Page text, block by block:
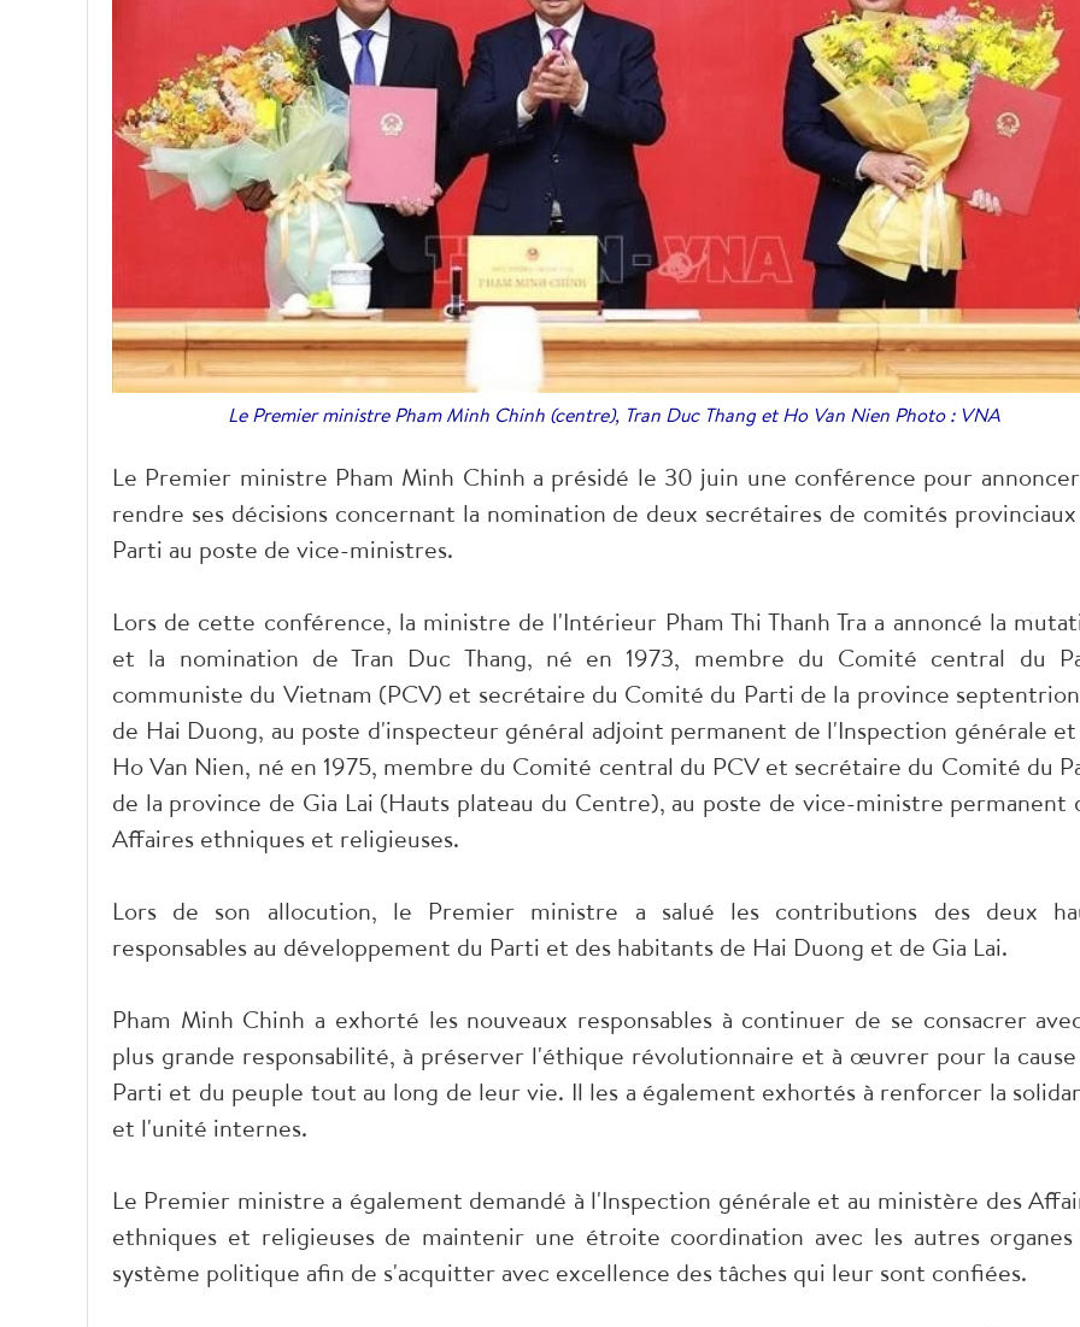
Le Premier ministre Pham Minh Chinh (centre), Tran Duc Thang et Ho Van Nien Photo : VNA
Le Premier ministre Pham Minh Chinh a présidé le 30 juin une conférence pour
rendre ses décisions concernant la nomination de deux secrétaires de comités
Parti au poste de vice-ministres.
Lors de cette conférence, la ministre de l'Intérieur Pham Thi Thanh Tra a annoncé la
et la nomination de Tran Duc Thang, né en 1973, membre du Comité central du
communiste du Vietnam (PCV) et secrétaire du Comité du Parti de la province
de Hai Duong, au poste d'inspecteur général adjoint permanent de l'Inspection générale
Ho Van Nien, né en 1975, membre du Comité central du PCV et secrétaire du Comité du
de la province de Gia Lai (Hauts plateau du Centre), au poste de vice-ministre permanent
Affaires ethniques et religieuses.
Lors de son allocution, le Premier ministre a salué les contributions des deux
responsables au développement du Parti et des habitants de Hai Duong et de Gia Lai.
Pham Minh Chinh a exhorté les nouveaux responsables à continuer de se consacrer
plus grande responsabilité, à préserver l'éthique révolutionnaire et à œuvrer pour la
Parti et du peuple tout au long de leur vie. Il les a également exhortés à renforcer la
et l'unité internes.
Le Premier ministre a également demandé à l'Inspection générale et au ministère des
ethniques et religieuses de maintenir une étroite coordination avec les autres
système politique afin de s'acquitter avec excellence des tâches qui leur sont confiées.